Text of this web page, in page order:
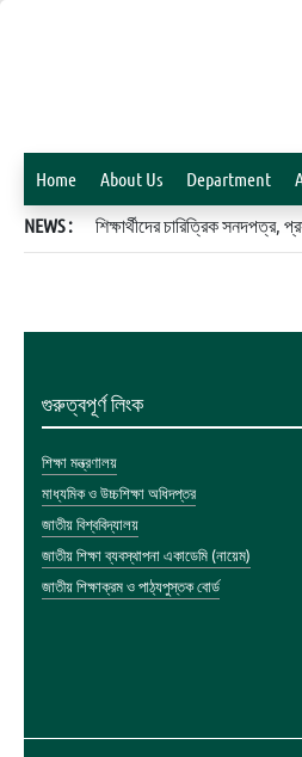
Home About Us Department
NEWS : শিক্ষার্থীদের চারিত্রিক
গুরুত্বপূর্ণ লিংক
শিক্ষা মন্ত্রণালয়
মাধ্যমিক ও উচ্চশিক্ষা অধিদপ্তর
জাতীয় বিশ্ববিদ্যালয়
জাতীয় শিক্ষা ব্যবস্থাপনা একাডেমি (নায়েম)
জাতীয় শিক্ষাক্রম ও পাঠ্যপুস্তক বোর্ড